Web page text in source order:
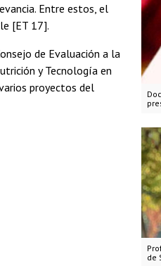
de
Entre estos, el
[ET 17].
de Evaluación a la
y Tecnología en
proyectos del